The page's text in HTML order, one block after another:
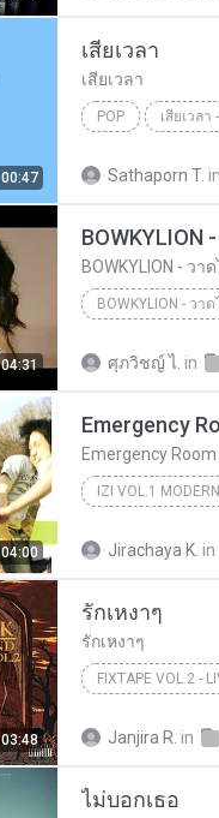
00:47
เสียเวลา
เสียเวลา
POP เสียเวลา
Sathaporn T. in
04:31
BOWKYLION
BOWKYLION - วา
ศุภวิชญ์ ไ. in
04:00
Emergency
Emergency Room
Jirachaya K. in
03:48
รักเหงาๆ
รักเหงาๆ
FIXTAPE VOL.2 -
Janjira R. in
ไม่บอกเธอ